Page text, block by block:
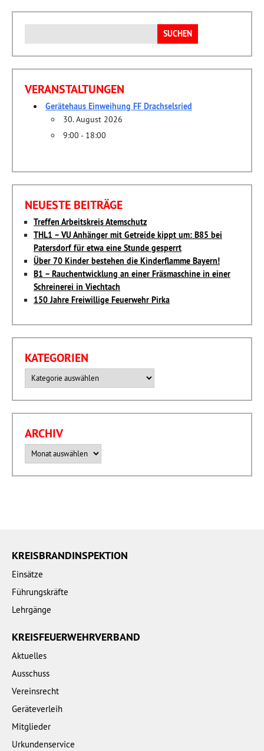
nach:
VERANSTALTUNGEN
Gerätehaus Einweihung FF Drachselsried
30. August 2026
9:00 - 18:00
NEUESTE BEITRÄGE
Treffen Arbeitskreis Atemschutz
THL1 – VU Anhänger mit Getreide kippt um: B85 bei
Patersdorf für etwa eine Stunde gesperrt
Über 70 Kinder bestehen die Kinderflamme Bayern!
B1 – Rauchentwicklung an einer Fräsmaschine in einer
Schreinerei in Viechtach
150 Jahre Freiwillige Feuerwehr Pirka
KATEGORIEN
ARCHIV
KREISBRANDINSPEKTION
Einsätze
Führungskräfte
Lehrgänge
KREISFEUERWEHRVERBAND
Aktuelles
Ausschuss
Vereinsrecht
Geräteverleih
Mitglieder
Urkundenservice